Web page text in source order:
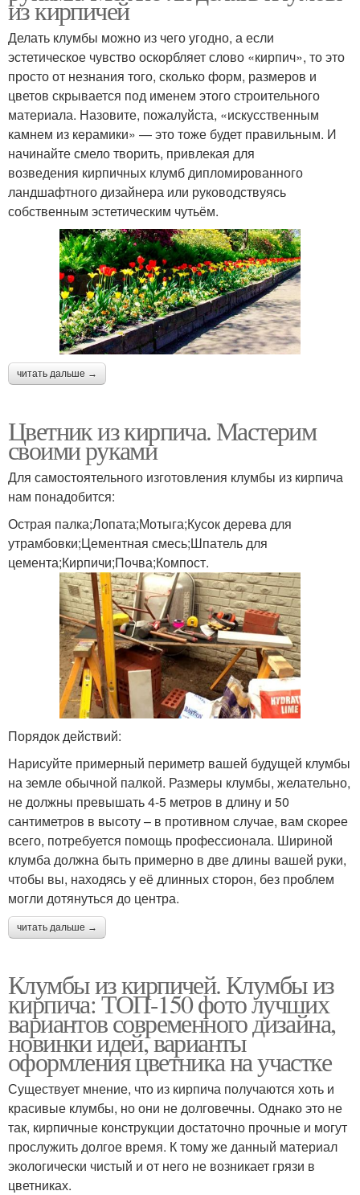
из кирпичей
Делать клумбы можно из чего угодно, а если
эстетическое чувство оскорбляет слово «кирпич», то это
просто от незнания того, сколько форм, размеров и
цветов скрывается под именем этого строительного
материала. Назовите, пожалуйста, «искусственным
камнем из керамики» — это тоже будет правильным. И
начинайте смело творить, привлекая для
возведения кирпичных клумб дипломированного
ландшафтного дизайнера или руководствуясь
собственным эстетическим чутьём.
читать дальше →
Цветник из кирпича. Мастерим
своими руками
Для самостоятельного изготовления клумбы из кирпича
нам понадобится:
Острая палка;Лопата;Мотыга;Кусок дерева для
утрамбовки;Цементная смесь;Шпатель для
цемента;Кирпичи;Почва;Компост.
Порядок действий:
Нарисуйте примерный периметр вашей будущей клумбы
на земле обычной палкой. Размеры клумбы, желательно,
не должны превышать 4-5 метров в длину и 50
сантиметров в высоту – в противном случае, вам скорее
всего, потребуется помощь профессионала. Шириной
клумба должна быть примерно в две длины вашей руки,
чтобы вы, находясь у её длинных сторон, без проблем
могли дотянуться до центра.
читать дальше →
Клумбы из кирпичей. Клумбы из
кирпича: ТОП-150 фото лучших
вариантов современного дизайна,
новинки идей, варианты
оформления цветника на участке
Существует мнение, что из кирпича получаются хоть и
красивые клумбы, но они не долговечны. Однако это не
так, кирпичные конструкции достаточно прочные и могут
прослужить долгое время. К тому же данный материал
экологически чистый и от него не возникает грязи в
цветниках.